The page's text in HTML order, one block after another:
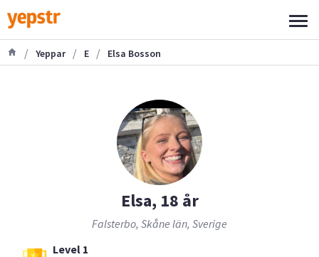
/ Yeppar / E / Elsa Bosson
Elsa, 18 år
Falsterbo, Skåne län, Sverige
Level 1